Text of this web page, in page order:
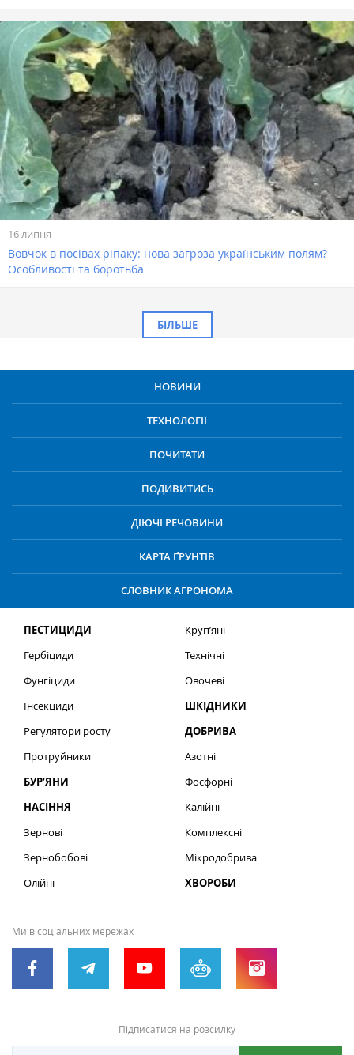
16 липня
Вовчок в посівах ріпаку: нова загроза українським полям?
Особливості та боротьба
БІЛЬШЕ
НОВИНИ
ТЕХНОЛОГІЇ
ПОЧИТАТИ
ПОДИВИТИСЬ
ДІЮЧІ РЕЧОВИНИ
КАРТА ҐРУНТІВ
СЛОВНИК АГРОНОМА
ПЕСТИЦИДИ
Гербіциди
Фунгіциди
Інсекциди
Регулятори росту
Протруйники
БУР’ЯНИ
НАСІННЯ
Зернові
Зернобобові
Олійні
Круп’яні
Технічні
Овочеві
ШКІДНИКИ
ДОБРИВА
Азотні
Фосфорні
Калійні
Комплексні
Мікродобрива
ХВОРОБИ
Ми в соціальних мережах
Підписатися на розсилку